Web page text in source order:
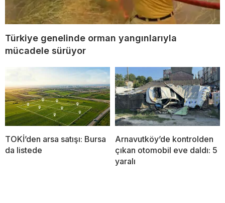
Türkiye genelinde orman yangınlarıyla
mücadele sürüyor
TOKİ’den arsa satışı: Bursa
da listede
Arnavutköy’de kontrolden
çıkan otomobil eve daldı: 5
yaralı